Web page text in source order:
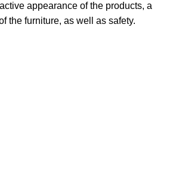
appearance of the products, a
the furniture, as well as safety.